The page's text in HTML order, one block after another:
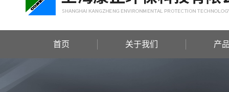
首页 关于我们 产